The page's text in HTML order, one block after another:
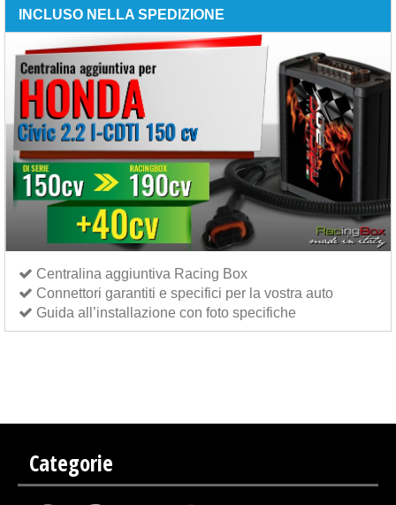
INCLUSO NELLA SPEDIZIONE
Centralina aggiuntiva Racing Box
Connettori garantiti e specifici per la vostra auto
Guida all’installazione con foto specifiche
Categorie